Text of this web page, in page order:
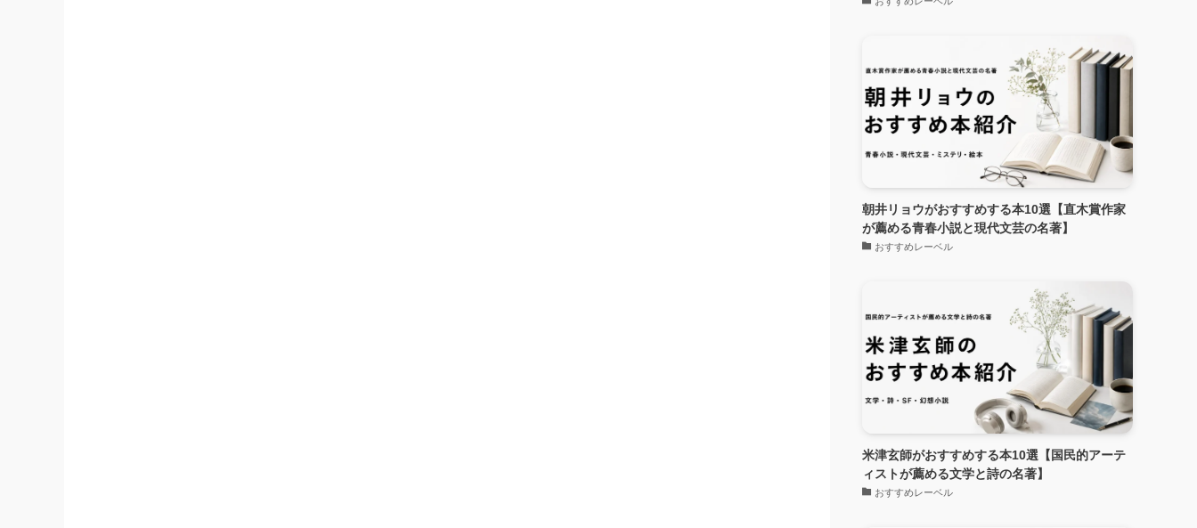
朝井リョウがおすすめする本10選【直木賞作家
が薦める青春小説と現代文芸の名著】
おすすめレーベル
米津玄師がおすすめする本10選【国民的アーテ
ィストが薦める文学と詩の名著】
おすすめレーベル